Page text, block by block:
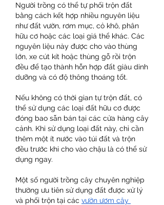
Người trồng có thể tự phối trộn đất
bằng cách kết hợp nhiều nguyên liệu
như đất vườn, rơm mục, cỏ khô, phân
hữu cơ hoặc các loại giá thể khác. Các
nguyên liệu này được cho vào thùng
lớn, xe cút kít hoặc thùng gỗ rồi trộn
đều để tạo thành hỗn hợp đất giàu dinh
dưỡng và có độ thông thoáng tốt.
Nếu không có thời gian tự trộn đất, có
thể sử dụng các loại đất hữu cơ được
đóng bao sẵn bán tại các cửa hàng cây
cảnh. Khi sử dụng loại đất này, chỉ cần
thêm một ít nước vào túi đất và trộn
đều trước khi cho vào chậu là có thể sử
dụng ngay.
Một số người trồng cây chuyên nghiệp
thường ưu tiên sử dụng đất được xử lý
và phối trộn tại các vườn ươm cây